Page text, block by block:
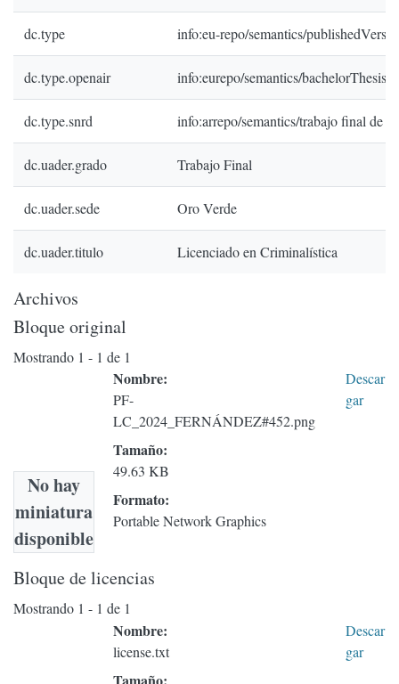
dc.type info:eu-repo/semantics/
dc.type.openair info:eurepo/semantics/bachelorThesis
dc.type.snrd info:arrepo/semantics/trabajo final de
dc.uader.grado Trabajo Final
dc.uader.sede Oro Verde
dc.uader.titulo Licenciado en Criminalística
Archivos
Bloque original
Mostrando 1 - 1 de 1
No hay
miniatura
disponible
Nombre:
PF-
LC_2024_FERNÁNDEZ#452.png
Tamaño:
49.63 KB
Formato:
Portable Network Graphics
Descar
gar
Bloque de licencias
Mostrando 1 - 1 de 1
Nombre:
license.txt
Tamaño:
Descar
gar